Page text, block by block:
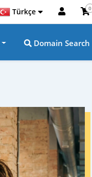
Türkçe 0
Domain Search